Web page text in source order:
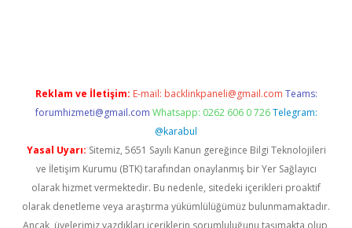
Reklam ve İletişim: E-mail: backlinkpaneli@gmail.com Teams:
forumhizmeti@gmail.com Whatsapp: 0262 606 0 726 Telegram:
@karabul
Yasal Uyarı: Sitemiz, 5651 Sayılı Kanun gereğince Bilgi Teknolojileri
ve İletişim Kurumu (BTK) tarafından onaylanmış bir Yer Sağlayıcı
olarak hizmet vermektedir. Bu nedenle, sitedeki içerikleri proaktif
olarak denetleme veya araştırma yükümlülüğümüz bulunmamaktadır.
Ancak, üyelerimiz yazdıkları içeriklerin sorumluluğunu taşımakta olup,